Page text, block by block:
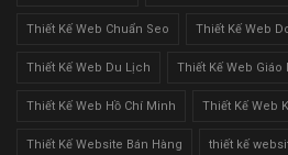
Thiết Kế Web Chuẩn Seo Thiết Kế Web
Thiết Kế Web Du Lịch Thiết Kế Web Giáo
Thiết Kế Web Hồ Chí Minh Thiết Kế Web
Thiết Kế Website Bán Hàng thiết kế